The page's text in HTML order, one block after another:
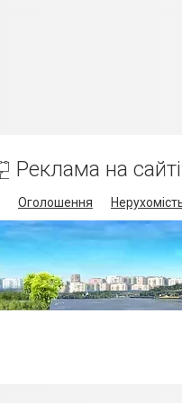
Реклама на сайті
Оголошення